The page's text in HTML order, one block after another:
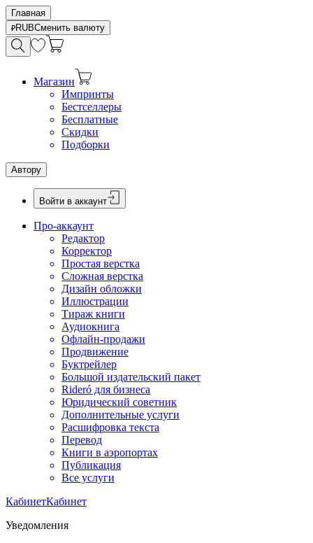
Главная
RUBСменить валюту
Магазин
Импринты
Бестселлеры
Бесплатные
Скидки
Подборки
Автору
Войти в аккаунт
Про-аккаунт
Редактор
Корректор
Простая верстка
Сложная верстка
Дизайн обложки
Иллюстрации
Тираж книги
Аудиокнига
Офлайн-продажи
Продвижение
Буктрейлер
Большой издательский пакет
Rideró для бизнеса
Юридический советник
Дополнительные услуги
Расшифровка текста
Перевод
Книги в аэропортах
Публикация
Все услуги
КабинетКабинет
Уведомления